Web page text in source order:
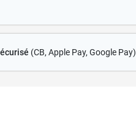
(CB, Apple Pay, Google Pay)